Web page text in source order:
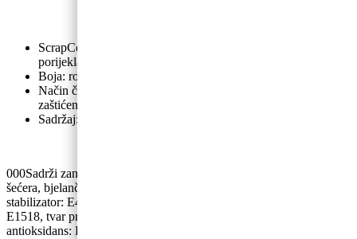
ScrapCooking prehrambene boje u prahu su prirodnog
porijekla.
Boja: roza.
Način čuvanja: nakon otvaranja čuvati na suhom mjestu
zaštićenom od svjetlosti.
Sadržaj: 10 grama.
000Sadrži zanemarive količine energije, masti, ugljikohidrata,
šećera, bjelančevina i soli.Sastojci: maltodekstrin, boja: E150a,
stabilizator: E414, ekstrakt mrkve, tvar za povećanje volumena:
E1518, tvar protiv zgrudnjavanja: E530, E330, boja: E120,
antioksidans: E306, E300.